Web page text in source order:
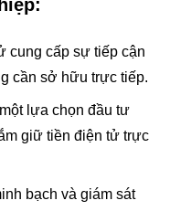
cung cấp sự tiếp cận
cần sở hữu trực tiếp.
lựa chọn đầu tư
giữ tiền điện tử trực
bạch và giám sát